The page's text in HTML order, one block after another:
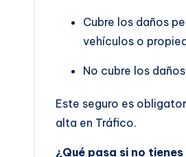
Cubre los daños
vehículos o
No cubre los
Este seguro es
alta en Tráfico.
¿Qué pasa si no